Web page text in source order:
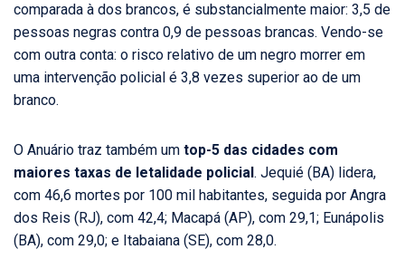
comparada à dos brancos, é substancialmente maior: 3,5 de
pessoas negras contra 0,9 de pessoas brancas. Vendo-se
com outra conta: o risco relativo de um negro morrer em
uma intervenção policial é 3,8 vezes superior ao de um
branco.
O Anuário traz também um top-5 das cidades com
maiores taxas de letalidade policial . Jequié (BA) lidera,
com 46,6 mortes por 100 mil habitantes, seguida por Angra
dos Reis (RJ), com 42,4; Macapá (AP), com 29,1; Eunápolis
(BA), com 29,0; e Itabaiana (SE), com 28,0.